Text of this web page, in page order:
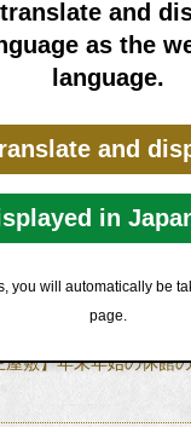
and
as the
language.
and
in
you will automatically be
page.
ぼう！～おりがみのか
た】端午の節供・五月人
屋敷】ボランティアによ
時記と昔ばなし～桃の
屋敷】年末年始の休館